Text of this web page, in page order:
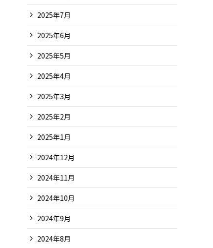
2025年7月
2025年6月
2025年5月
2025年4月
2025年3月
2025年2月
2025年1月
2024年12月
2024年11月
2024年10月
2024年9月
2024年8月